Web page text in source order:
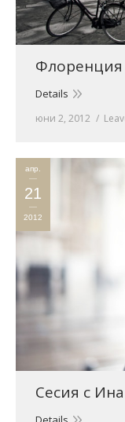
Флоренция
Details
юни 2, 2012
апр.
21
2012
Сесия с